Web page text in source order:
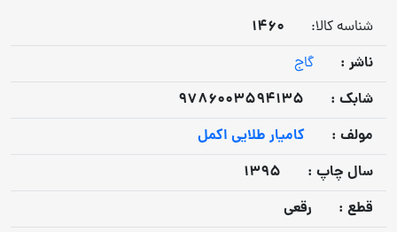
شناسه کالا:
1460
ناشر :
گاج
شابک :
9786003594135
مولف :
کامیار طلایی اکمل
سال چاپ :
1395
قطع :
رقعی